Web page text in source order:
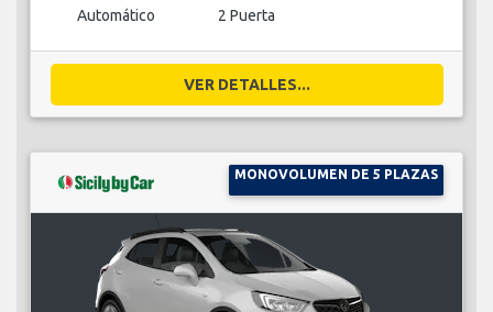
Automático 2 Puerta
VER DETALLES...
MONOVOLUMEN DE 5 PLAZAS